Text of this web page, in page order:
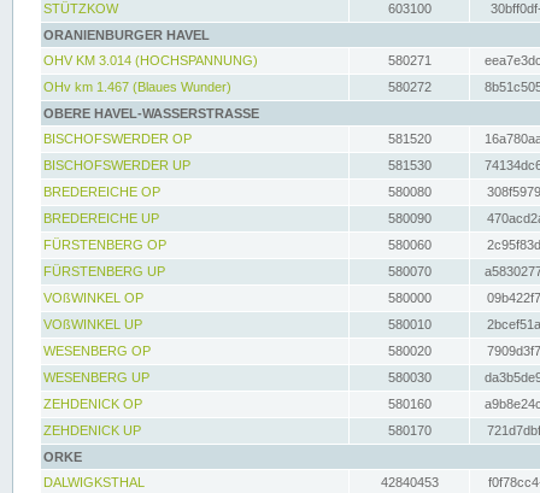
STÜTZKOW
603100
ORANIENBURGER HAVEL
OHV KM 3.014 (HOCHSPANNUNG)
580271
OHv km 1.467 (Blaues Wunder)
580272
OBERE HAVEL-WASSERSTRASSE
BISCHOFSWERDER OP
581520
BISCHOFSWERDER UP
581530
BREDEREICHE OP
580080
BREDEREICHE UP
580090
FÜRSTENBERG OP
580060
FÜRSTENBERG UP
580070
VOßWINKEL OP
580000
VOßWINKEL UP
580010
WESENBERG OP
580020
WESENBERG UP
580030
ZEHDENICK OP
580160
ZEHDENICK UP
580170
ORKE
DALWIGKSTHAL
42840453